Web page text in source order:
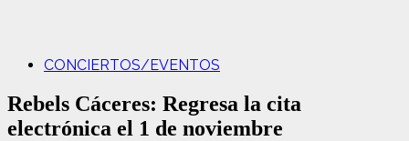
CONCIERTOS/EVENTOS
Rebels Cáceres: Regresa la cita
electrónica el 1 de noviembre